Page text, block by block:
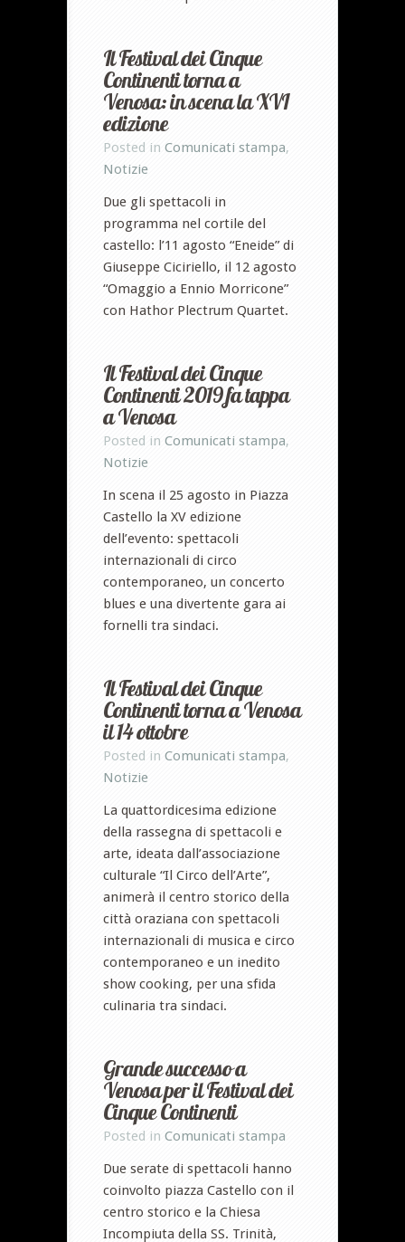
Il Festival dei Cinque
Continenti torna a
Venosa: in scena la XVI
edizione
Posted in Comunicati stampa,
Notizie
Due gli spettacoli in
programma nel cortile del
castello: l’11 agosto “Eneide” di
Giuseppe Ciciriello, il 12 agosto
“Omaggio a Ennio Morricone”
con Hathor Plectrum Quartet.
Il Festival dei Cinque
Continenti 2019 fa tappa
a Venosa
Posted in Comunicati stampa,
Notizie
In scena il 25 agosto in Piazza
Castello la XV edizione
dell’evento: spettacoli
internazionali di circo
contemporaneo, un concerto
blues e una divertente gara ai
fornelli tra sindaci.
Il Festival dei Cinque
Continenti torna a Venosa
il 14 ottobre
Posted in Comunicati stampa,
Notizie
La quattordicesima edizione
della rassegna di spettacoli e
arte, ideata dall’associazione
culturale “Il Circo dell’Arte”,
animerà il centro storico della
città oraziana con spettacoli
internazionali di musica e circo
contemporaneo e un inedito
show cooking, per una sfida
culinaria tra sindaci.
Grande successo a
Venosa per il Festival dei
Cinque Continenti
Posted in Comunicati stampa
Due serate di spettacoli hanno
coinvolto piazza Castello con il
centro storico e la Chiesa
Incompiuta della SS. Trinità,